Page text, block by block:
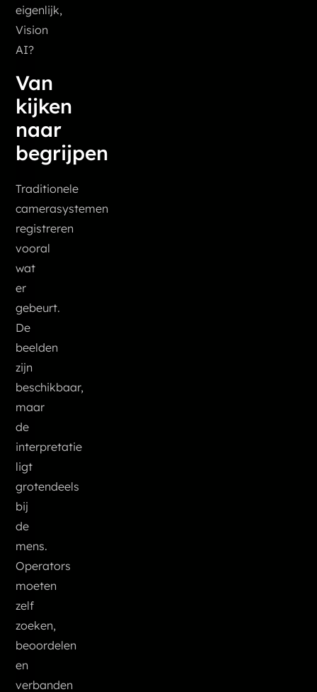
eigenlijk,
Vision
AI?
Van
kijken
naar
begrijpen
Traditionele
camerasystemen
registreren
vooral
wat
er
gebeurt.
De
beelden
zijn
beschikbaar,
maar
de
interpretatie
ligt
grotendeels
bij
de
mens.
Operators
moeten
zelf
zoeken,
beoordelen
en
verbanden